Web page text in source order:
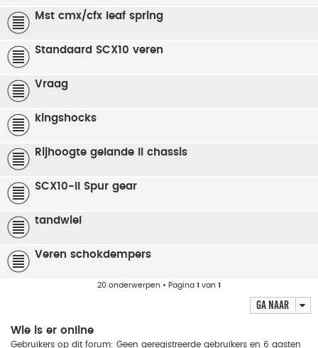
Mst cmx/cfx leaf spring
Standaard SCX10 veren
Vraag
kingshocks
Rijhoogte gelande II chassis
SCX10-II Spur gear
tandwiel
Veren schokdempers
20 onderwerpen • Pagina 1 van 1
Ga naar
Wie is er online
Gebruikers op dit forum: Geen geregistreerde gebruikers en 6 gasten